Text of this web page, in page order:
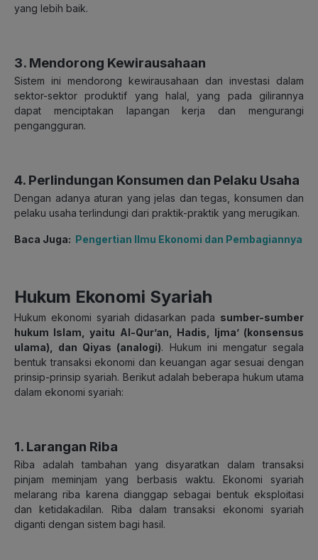
yang lebih baik.
3. Mendorong Kewirausahaan
Sistem ini mendorong kewirausahaan dan investasi dalam
sektor-sektor produktif yang halal, yang pada gilirannya
dapat menciptakan lapangan kerja dan mengurangi
pengangguran.
4. Perlindungan Konsumen dan Pelaku Usaha
Dengan adanya aturan yang jelas dan tegas, konsumen dan
pelaku usaha terlindungi dari praktik-praktik yang merugikan.
Baca Juga: Pengertian Ilmu Ekonomi dan Pembagiannya
Hukum Ekonomi Syariah
Hukum ekonomi syariah didasarkan pada sumber-sumber
hukum Islam, yaitu Al-Qur’an, Hadis, Ijma’ (konsensus
ulama), dan Qiyas (analogi). Hukum ini mengatur segala
bentuk transaksi ekonomi dan keuangan agar sesuai dengan
prinsip-prinsip syariah. Berikut adalah beberapa hukum utama
dalam ekonomi syariah:
1. Larangan Riba
Riba adalah tambahan yang disyaratkan dalam transaksi
pinjam meminjam yang berbasis waktu. Ekonomi syariah
melarang riba karena dianggap sebagai bentuk eksploitasi
dan ketidakadilan. Riba dalam transaksi ekonomi syariah
diganti dengan sistem bagi hasil.